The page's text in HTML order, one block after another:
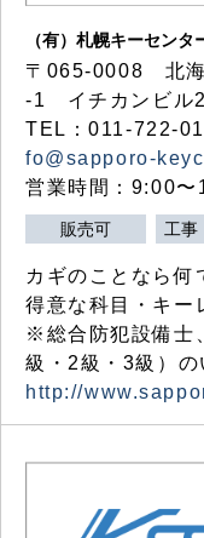
（有）札幌キーセンタ
〒065-0008 北海
-1 イチカンビル
TEL：011-722-
fo@sapporo-
営業時間：9:00〜
販売可 工事
カギのことなら何
得意な科目・キ
※総合防犯設備士
級・2級・3級）の
http://